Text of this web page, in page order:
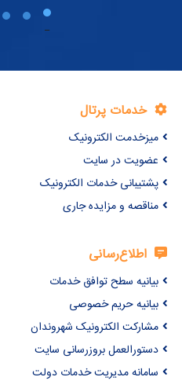
خدمات پرتال
میزخدمت الکترونیک
عضویت در سایت
پشتیبانی خدمات الکترونیک
مناقصه و مزایده جاری
اطلاع‌رسانی
بیانیه سطح توافق خدمات
بیانیه حریم خصوصی
مشارکت الکترونیک شهروندان
دستورالعمل بروزرسانی سایت
سامانه مدیریت خدمات دولت